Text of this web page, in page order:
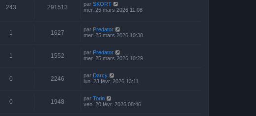
243 291513 par SKORT
mer. 25 mars 2026 11:08
1 1627 par Predator
mer. 25 mars 2026 10:30
1 1552 par Predator
mer. 25 mars 2026 10:29
0 2246 par Darcy
lun. 23 févr. 2026 13:11
0 1948 par Torin
ven. 20 févr. 2026 08:46